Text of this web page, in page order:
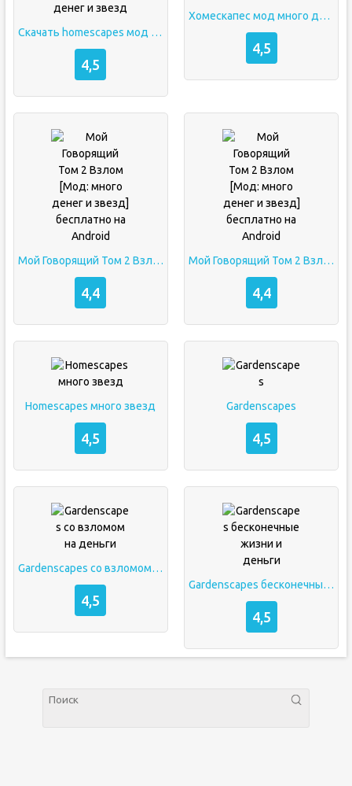
Скачать homescapes мод много денег и звезд
4,5
Хомескапес мод много денег и звезд
4,5
Мой Говорящий Том 2 Взлом [Мод: много денег и звезд] бесплатно на Android
4,4
Мой Говорящий Том 2 Взлом [Мод: много денег и звезд] бесплатно на Android
4,4
Homescapes много звезд
4,5
Gardenscapes
4,5
Gardenscapes со взломом на деньги
4,5
Gardenscapes бесконечные жизни и деньги
4,5